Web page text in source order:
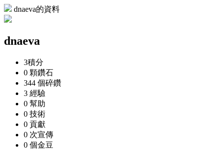
dnaeva的資料
dnaeva
3積分
0 顆鑽石
344 個碎鑽
3 經驗
0 幫助
0 技術
0 貢獻
0 次宣傳
0 個金豆